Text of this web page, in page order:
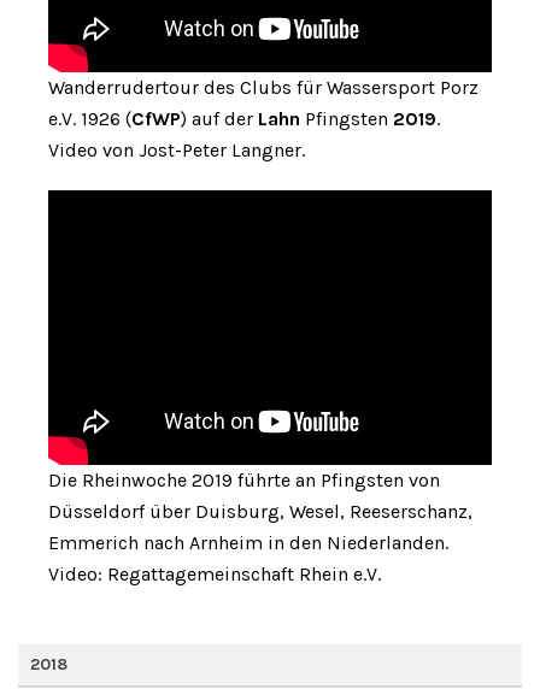
Wanderrudertour des Clubs für Wassersport Porz
e.V. 1926 (CfWP) auf der Lahn Pfingsten 2019.
Video von Jost-Peter Langner.
Die Rheinwoche 2019 führte an Pfingsten von
Düsseldorf über Duisburg, Wesel, Reeserschanz,
Emmerich nach Arnheim in den Niederlanden.
Video: Regattagemeinschaft Rhein e.V.
2018